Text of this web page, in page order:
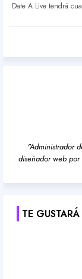
Date A Live tendrá
"Administrador
diseñador web
TE